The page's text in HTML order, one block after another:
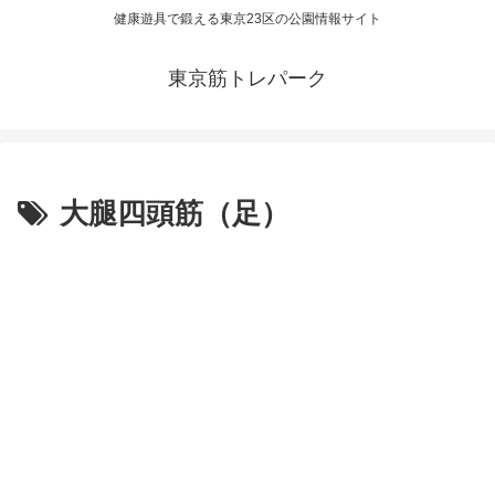
健康遊具で鍛える東京23区の公園情報サイト
東京筋トレパーク
大腿四頭筋（足）